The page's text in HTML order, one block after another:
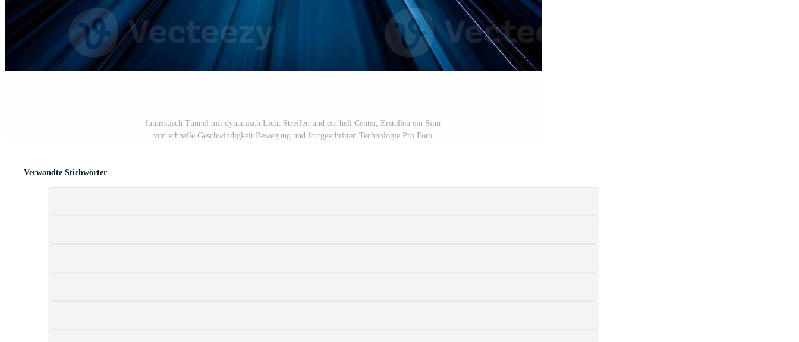
futuristisch Tunnel mit dynamisch Licht Streifen und ein hell Center, Erstellen ein Sinn
von schnelle Geschwindigkeit Bewegung und fortgeschritten Technologie Pro Foto
Verwandte Stichwörter